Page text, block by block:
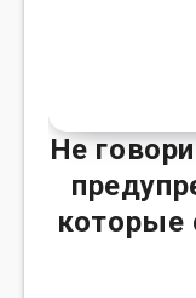
Не
которые